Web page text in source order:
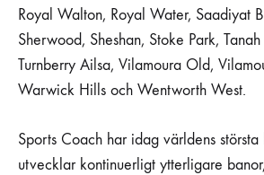
Royal Walton, Royal Water, Saadiyat
Sherwood, Sheshan, Stoke Park,
Turnberry Ailsa, Vilamoura Old,
Warwick Hills och Wentworth West.
Sports Coach har idag världens
utvecklar kontinuerligt ytterligare